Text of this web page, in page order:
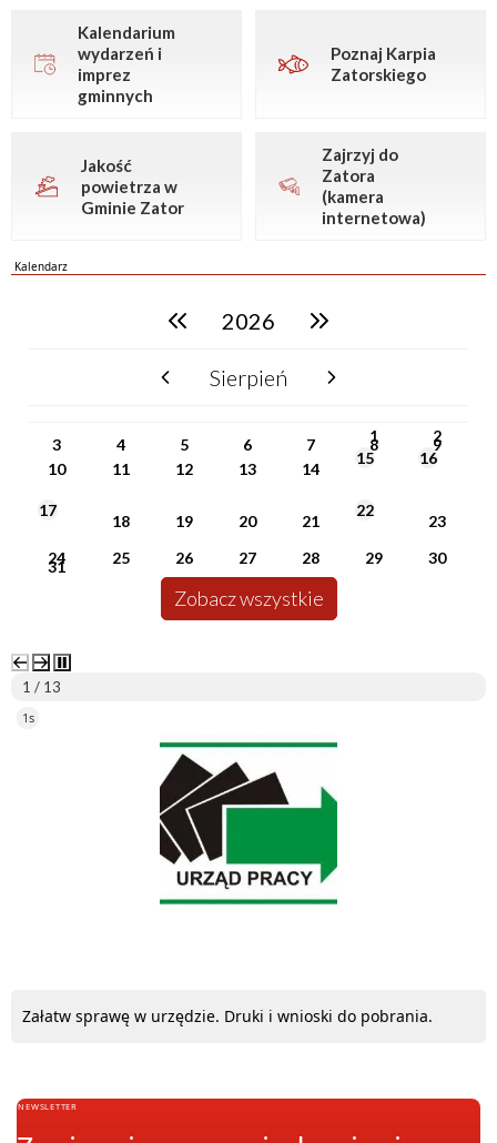
Kalendarium
wydarzeń i
imprez
gminnych
Poznaj Karpia
Zatorskiego
Jakość
powietrza w
Gminie Zator
Zajrzyj do
Zatora
(kamera
internetowa)
Kalendarz
poprzedni rok2026 następny rok
poprzedni miesiącSierpień następny miesiąc
1 2
3 4 5 6 7 8
9
10
11 12 13 14
15 16
17
18 19 20 21
22
23
24
25 26 27 28 29 30
31
Zobacz wszystkie
2 / 13
5s
Załatw sprawę w urzędzie. Druki i wnioski do pobrania.
NEWSLETTER